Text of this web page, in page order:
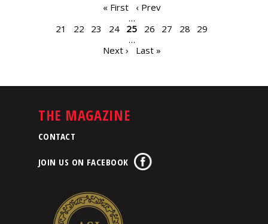
« First
‹ Prev
…
21
22 23 24 25 26 27 28
29
…
Next ›
Last »
THE MAGAZINE
CONTACT
JOIN US ON FACEBOOK